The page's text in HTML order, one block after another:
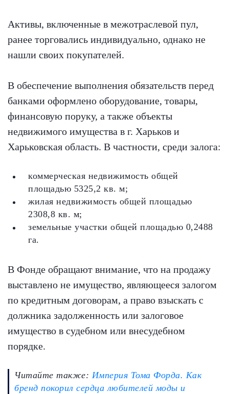
Активы, включенные в межотраслевой пул,
ранее торговались индивидуально, однако не
нашли своих покупателей.
В обеспечение выполнения обязательств перед
банками оформлено оборудование, товары,
финансовую поруку, а также объекты
недвижимого имущества в г. Харьков и
Харьковская область. В частности, среди залога:
коммерческая недвижимость общей
площадью 5325,2 кв. м;
жилая недвижимость общей площадью
2308,8 кв. м;
земельные участки общей площадью 0,2488
га.
В Фонде обращают внимание, что на продажу
выставлено не имущество, являющееся залогом
по кредитным договорам, а право взыскать с
должника задолженность или залоговое
имущество в судебном или внесудебном
порядке.
Читайте также: Империя Тома Форда. Как
бренд покорил сердца любителей моды и